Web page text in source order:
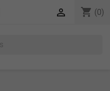
shopping_cart (0)
